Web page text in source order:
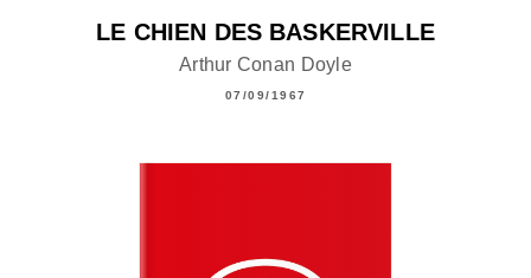
LE CHIEN DES BASKERVILLE
Arthur Conan Doyle
07/09/1967